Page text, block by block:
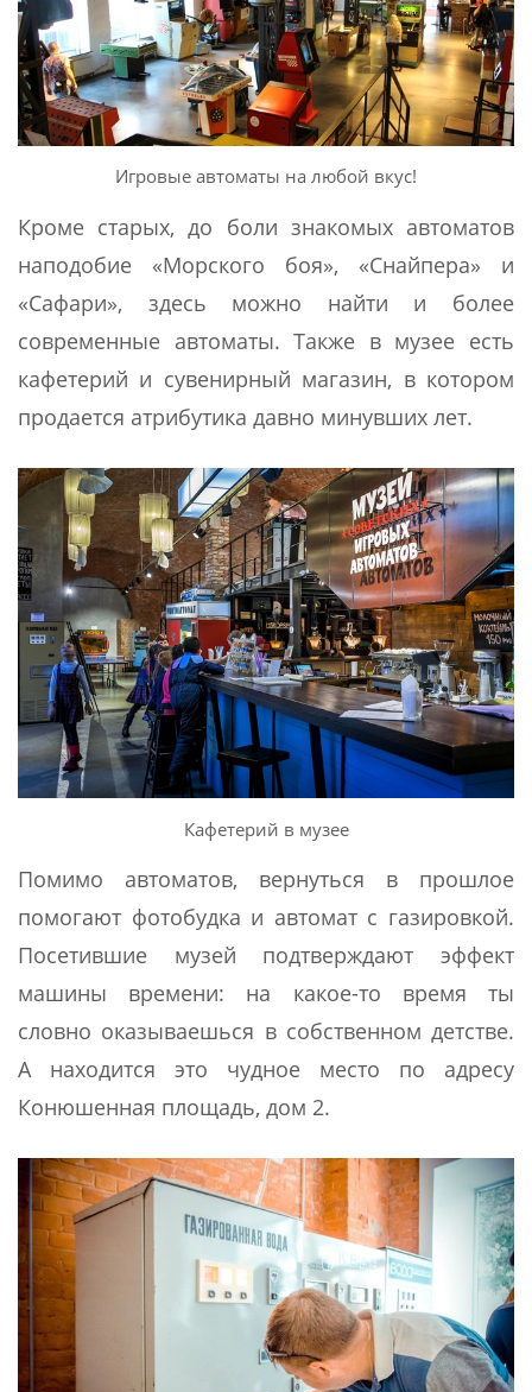
Игровые автоматы на любой вкус!
Кроме старых, до боли знакомых автоматов
наподобие «Морского боя», «Снайпера» и
«Сафари», здесь можно найти и более
современные автоматы. Также в музее есть
кафетерий и сувенирный магазин, в котором
продается атрибутика давно минувших лет.
Кафетерий в музее
Помимо автоматов, вернуться в прошлое
помогают фотобудка и автомат с газировкой.
Посетившие музей подтверждают эффект
машины времени: на какое-то время ты
словно оказываешься в собственном детстве.
А находится это чудное место по адресу
Конюшенная площадь, дом 2.